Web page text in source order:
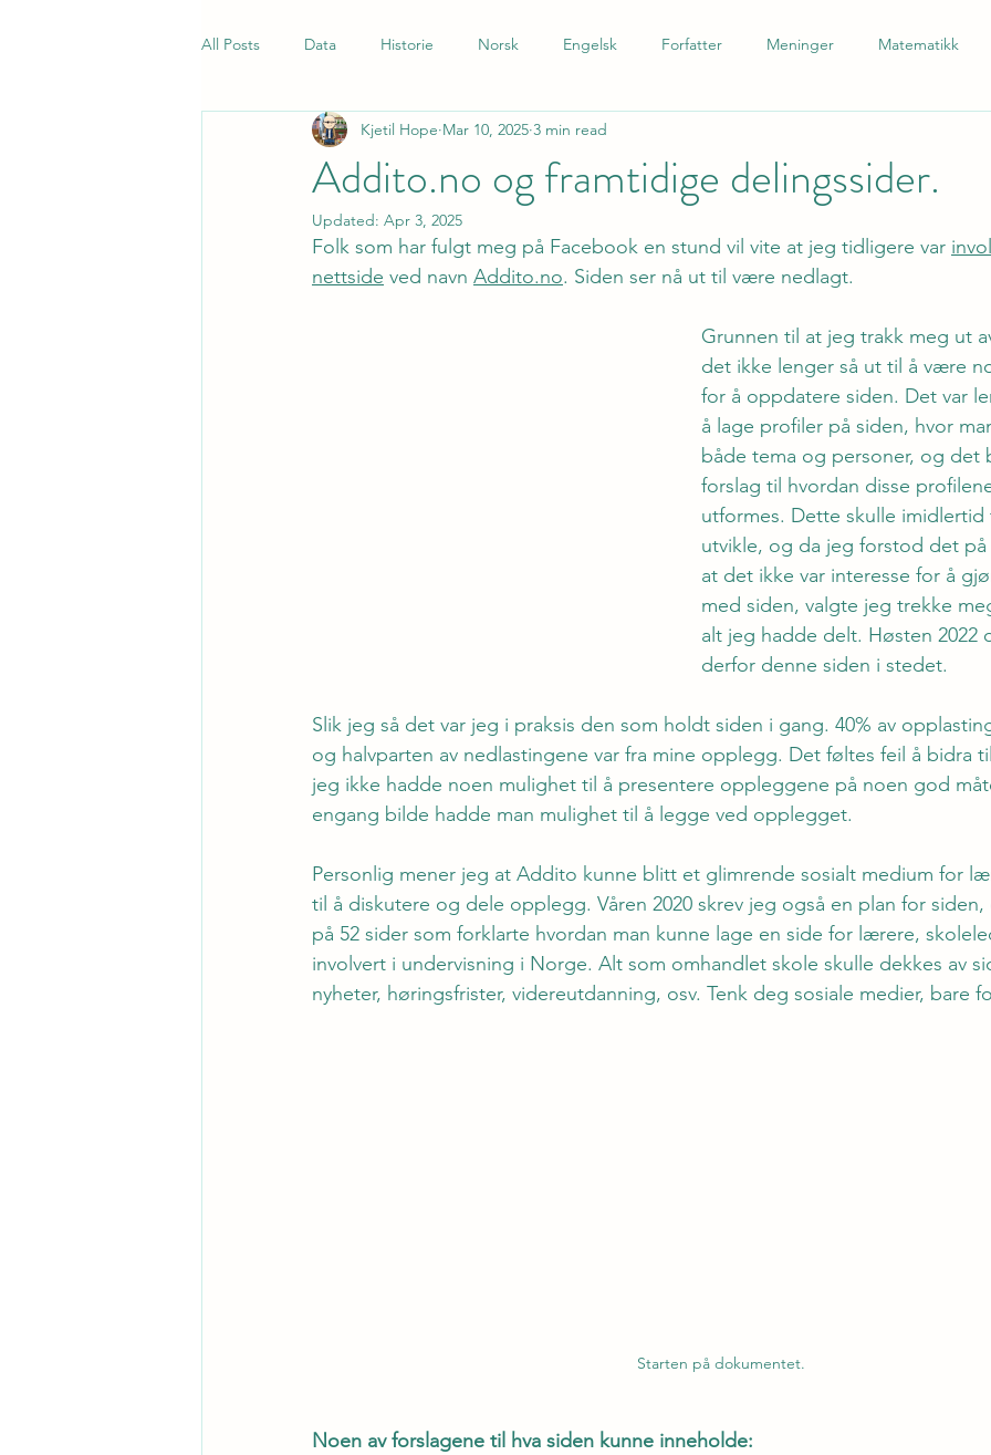
All Posts Data Historie Norsk Engelsk Forfatter Meninger Matematikk
Samfunnsfag Quiz Norsk som andrespråk
Addito.no og framtidige delingssider.
Kjetil Hope Mar 10, 2025 3 min read
Updated: Apr 3, 2025
Folk som har fulgt meg på Facebook en stund vil vite at jeg tidligere var
nettside ved navn Addito.no. Siden ser nå ut til være nedlagt.
Grunnen til at jeg trakk meg ut
det ikke lenger så ut til å være
for å oppdatere siden. Det var
å lage profiler på siden, hvor
både tema og personer, og det
forslag til hvordan disse
utformes. Dette skulle imidlertid
utvikle, og da jeg forstod det på
at det ikke var interesse for å
med siden, valgte jeg trekke
alt jeg hadde delt. Høsten 2022
derfor denne siden i stedet.
Slik jeg så det var jeg i praksis den som holdt siden i gang. 40% av
og halvparten av nedlastingene var fra mine opplegg. Det føltes feil å bidra
jeg ikke hadde noen mulighet til å presentere oppleggene på noen god
engang bilde hadde man mulighet til å legge ved opplegget.
Personlig mener jeg at Addito kunne blitt et glimrende sosialt medium for
til å diskutere og dele opplegg. Våren 2020 skrev jeg også en plan for
på 52 sider som forklarte hvordan man kunne lage en side for lærere,
involvert i undervisning i Norge. Alt som omhandlet skole skulle dekkes av
nyheter, høringsfrister, videreutdanning, osv. Tenk deg sosiale medier, bare
Starten på dokumentet.
Noen av forslagene til hva siden kunne inneholde: